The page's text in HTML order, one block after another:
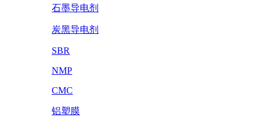
石墨导电剂
炭黑导电剂
SBR
NMP
CMC
铝塑膜